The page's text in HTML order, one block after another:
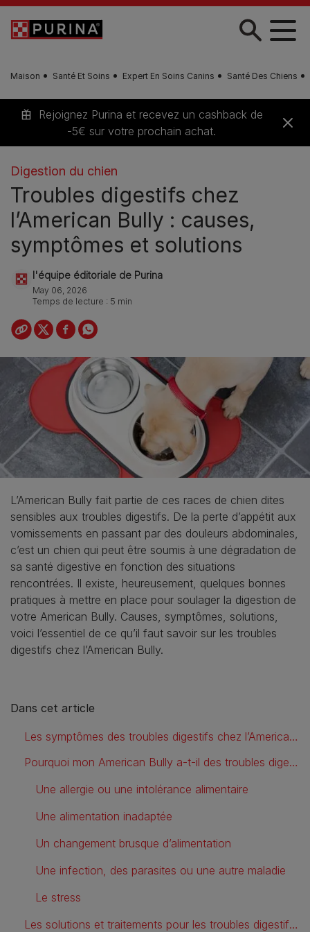
Skip to main content
Maison Santé Et Soins Expert En Soins Canins Santé Des Chiens
Rejoignez Purina et recevez un cashback de
-5€ sur votre prochain achat.
Digestion du chien
Troubles digestifs chez
l’American Bully : causes,
symptômes et solutions
l'équipe éditoriale de Purina
May 06, 2026
Temps de lecture : 5 min
L’American Bully fait partie de ces races de chien dites
sensibles aux troubles digestifs. De la perte d’appétit aux
vomissements en passant par des douleurs abdominales,
c’est un chien qui peut être soumis à une dégradation de
sa santé digestive en fonction des situations
rencontrées. Il existe, heureusement, quelques bonnes
pratiques à mettre en place pour soulager la digestion de
votre American Bully. Causes, symptômes, solutions,
voici l’essentiel de ce qu’il faut savoir sur les troubles
digestifs chez l’American Bully.
Dans cet article
Les symptômes des troubles digestifs chez l’American Bully
Pourquoi mon American Bully a-t-il des troubles digestifs ?
Une allergie ou une intolérance alimentaire
Une alimentation inadaptée
Un changement brusque d’alimentation
Une infection, des parasites ou une autre maladie
Le stress
Les solutions et traitements pour les troubles digestifs de l’American Bully